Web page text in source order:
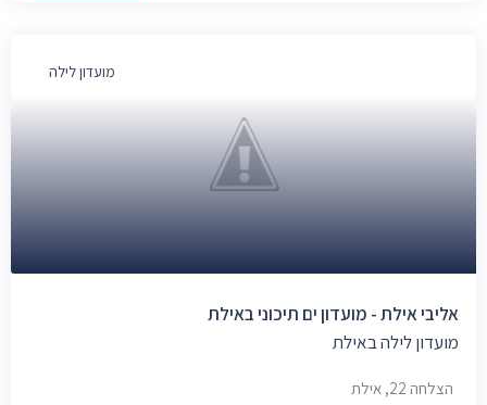
מועדון לילה
אליבי אילת - מועדון ים תיכוני באילת
מועדון לילה באילת
הצלחה 22, אילת